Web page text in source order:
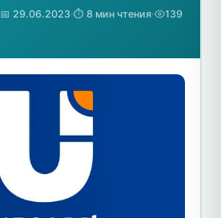
📅 29.06.2023·⏱️ 8 мин чтения·
139